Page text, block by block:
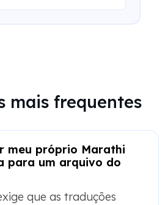
mais frequentes
meu próprio Marathi
para um arquivo do
que as traduções